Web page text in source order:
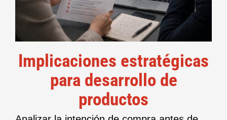
Implicaciones estratégicas
para desarrollo de
productos